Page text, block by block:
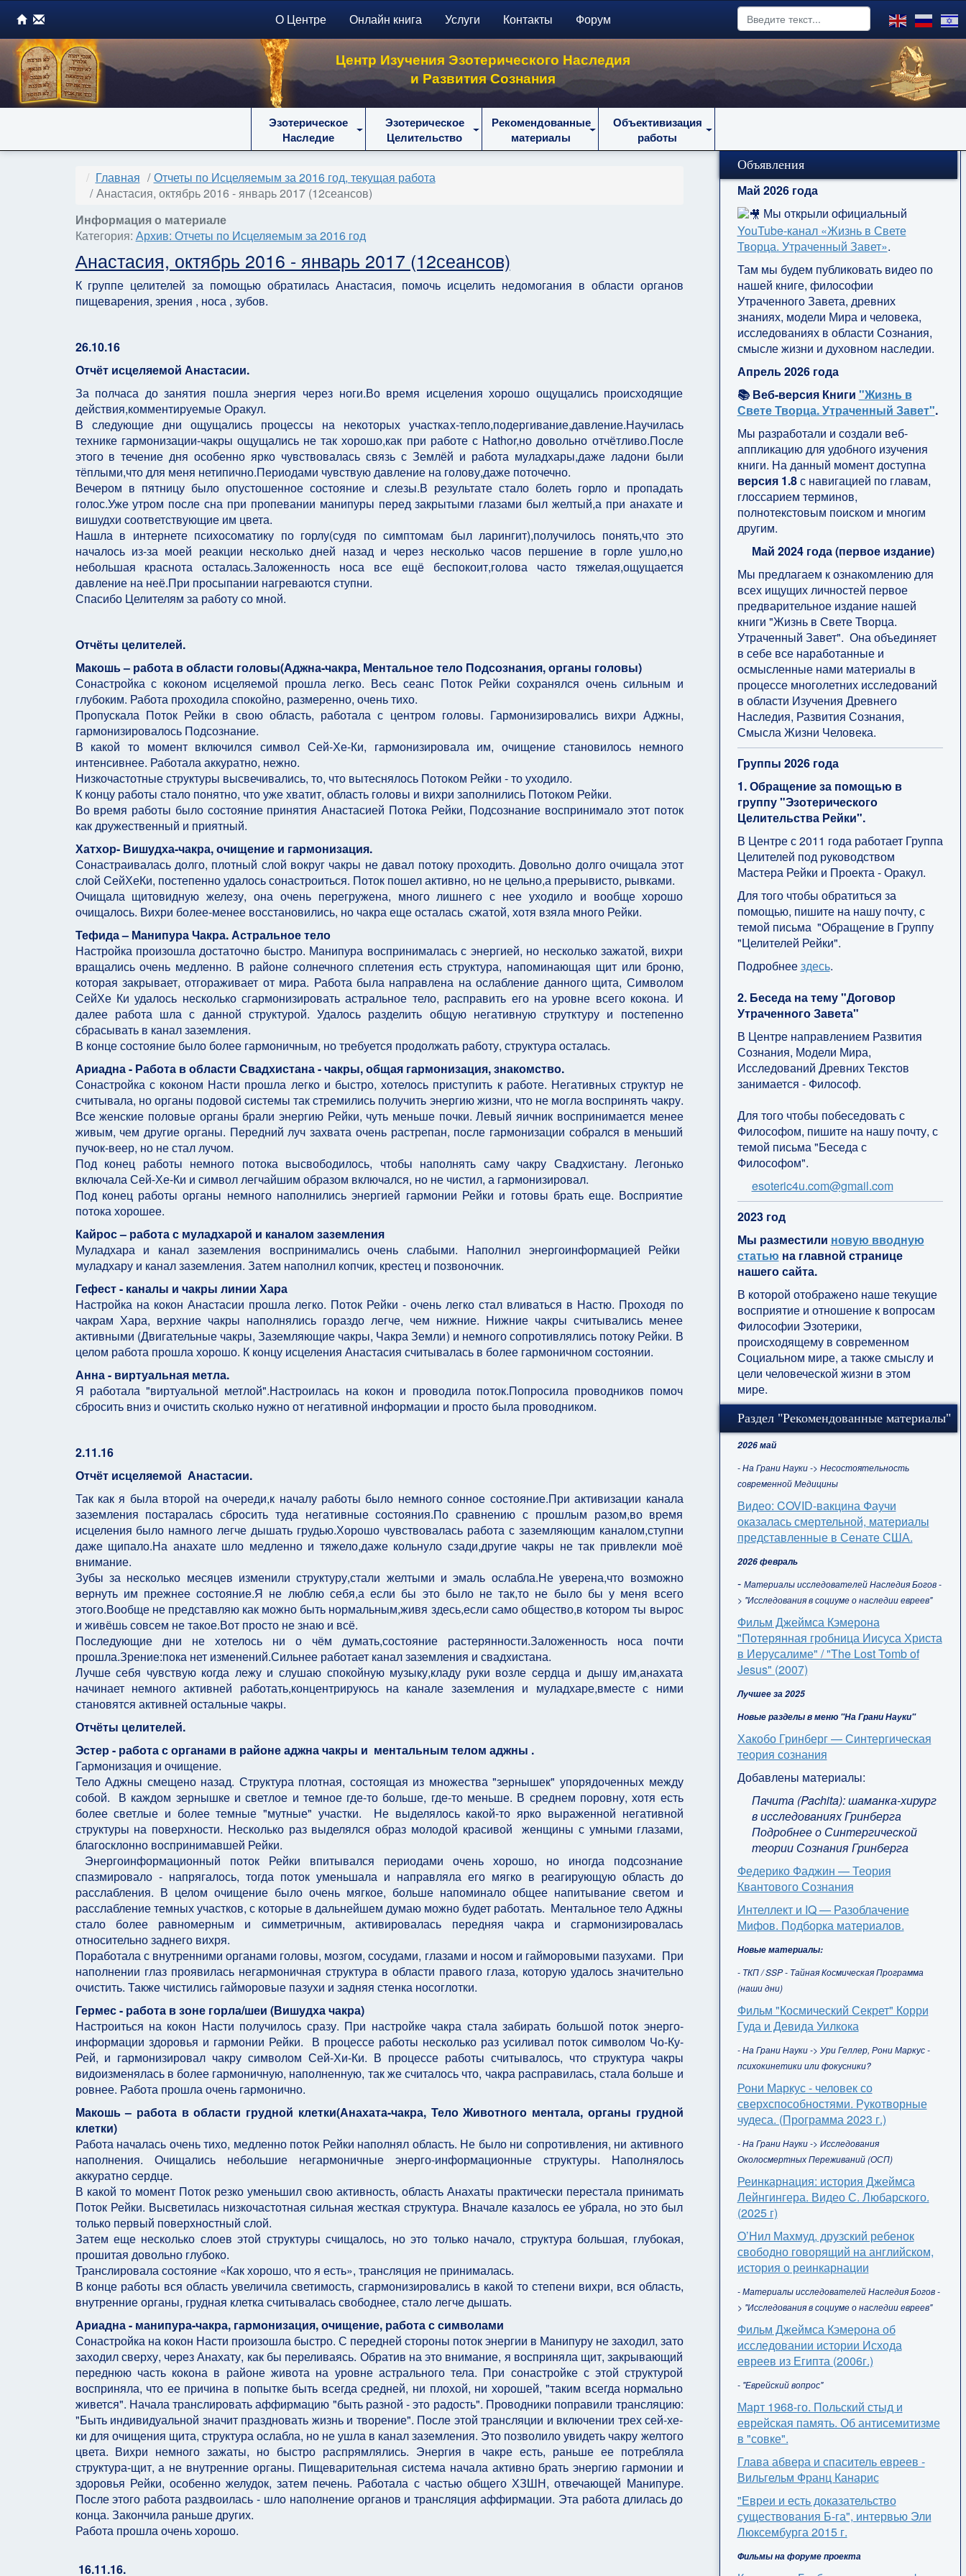
О Центре Онлайн книга Услуги Контакты Форум
Центр Изучения Эзотерического Наследия
и Развития Сознания
Эзотерическое
Наследие
Эзотерическое
Целительство
Рекомендованные
материалы
Объективизация
работы
Главная
Отчеты по Исцеляемым за 2016 год, текущая работа
Анастасия, октябрь 2016 - январь 2017 (12сеансов)
Информация о материале
Категория: Архив: Отчеты по Исцеляемым за 2016 год
Анастасия, октябрь 2016 - январь 2017 (12сеансов)
К группе целителей за помощью обратилась Анастасия, помочь исцелить недомогания в области органов
пищеварения, зрения , носа , зубов.
26.10.16
Отчёт исцеляемой Анастасии.
За полчаса до занятия пошла энергия через ноги.Во время исцеления хорошо ощущались происходящие
действия,комментируемые Оракул.
В следующие дни ощущались процессы на некоторых участках-тепло,подергивание,давление.Научилась
технике гармонизации-чакры ощущались не так хорошо,как при работе с Hathor,но довольно отчётливо.После
этого в течение дня особенно ярко чувствовалась связь с Землёй и работа муладхары,даже ладони были
тёплыми,что для меня нетипично.Периодами чувствую давление на голову,даже поточечно.
Вечером в пятницу было опустошенное состояние и слезы.В результате стало болеть горло и пропадать
голос.Уже утром после сна при пропевании манипуры перед закрытыми глазами был желтый,а при анахате и
вишудхи соответствующие им цвета.
Нашла в интернете психосоматику по горлу(судя по симптомам был ларингит),получилось понять,что это
началось из-за моей реакции несколько дней назад и через несколько часов першение в горле ушло,но
небольшая краснота осталась.Заложенность носа все ещё беспокоит,голова часто тяжелая,ощущается
давление на неё.При просыпании нагреваются ступни.
Спасибо Целителям за работу со мной.
Отчёты целителей.
Макошь – работа в области головы(Аджна-чакра, Ментальное тело Подсознания, органы головы)
Сонастройка с коконом исцеляемой прошла легко. Весь сеанс Поток Рейки сохранялся очень сильным и
глубоким. Работа проходила спокойно, размеренно, очень тихо.
Пропускала Поток Рейки в свою область, работала с центром головы. Гармонизировались вихри Аджны,
гармонизировалось Подсознание.
В какой то момент включился символ Сей-Хе-Ки, гармонизировала им, очищение становилось немного
интенсивнее. Работала аккуратно, нежно.
Низкочастотные структуры высвечивались, то, что вытеснялось Потоком Рейки - то уходило.
К концу работы стало понятно, что уже хватит, область головы и вихри заполнились Потоком Рейки.
Во время работы было состояние принятия Анастасией Потока Рейки, Подсознание воспринимало этот поток
как дружественный и приятный.
Хатхор- Вишудха-чакра, очищение и гармонизация.
Сонастраивалась долго, плотный слой вокруг чакры не давал потоку проходить. Довольно долго очищала этот
слой СейХеКи, постепенно удалось сонастроиться. Поток пошел активно, но не цельно,а прерывисто, рывками.
Очищала щитовидную железу, она очень перегружена, много лишнего с нее уходило и вообще хорошо
очищалось. Вихри более-менее восстановились, но чакра еще осталась сжатой, хотя взяла много Рейки.
Тефида – Манипура Чакра. Астральное тело
Настройка произошла достаточно быстро. Манипура воспринималась с энергией, но несколько зажатой, вихри
вращались очень медленно. В районе солнечного сплетения есть структура, напоминающая щит или броню,
которая закрывает, отгораживает от мира. Работа была направлена на ослабление данного щита, Символом
СейХе Ки удалось несколько сгармонизировать астральное тело, расправить его на уровне всего кокона. И
далее работа шла с данной структурой. Удалось разделить общую негативную струтктуру и постепенно
сбрасывать в канал заземления.
В конце состояние было более гармоничным, но требуется продолжать работу, структура осталась.
Ариадна - Работа в области Свадхистана - чакры, общая гармонизация, знакомство.
Сонастройка с коконом Насти прошла легко и быстро, хотелось приступить к работе. Негативных структур не
считывала, но органы подовой системы так стремились получить энергию жизни, что не могла воспринять чакру.
Все женские половые органы брали энергию Рейки, чуть меньше почки. Левый яичник воспринимается менее
живым, чем другие органы. Передний луч захвата очень растрепан, после гармонизации собрался в меньший
пучок-веер, но не стал лучом.
Под конец работы немного потока высвободилось, чтобы наполнять саму чакру Свадхистану. Легонько
включала Сей-Хе-Ки и символ легчайшим образом включался, но не чистил, а гармонизировал.
Под конец работы органы немного наполнились энергией гармонии Рейки и готовы брать еще. Восприятие
потока хорошее.
Кайрос – работа с муладхарой и каналом заземления
Муладхара и канал заземления воспринимались очень слабыми. Наполнил энергоинформацией Рейки
муладхару и канал заземления. Затем наполнил копчик, крестец и позвоночник.
Гефест - каналы и чакры линии Хара
Настройка на кокон Анастасии прошла легко. Поток Рейки - очень легко стал вливаться в Настю. Проходя по
чакрам Хара, верхние чакры наполнялись гораздо легче, чем нижние. Нижние чакры считывались менее
активными (Двигательные чакры, Заземляющие чакры, Чакра Земли) и немного сопротивлялись потоку Рейки. В
целом работа прошла хорошо. К концу исцеления Анастасия считывалась в более гармоничном состоянии.
Анна - виртуальная метла.
Я работала "виртуальной метлой".Настроилась на кокон и проводила поток.Попросила проводников помоч
сбросить вниз и очистить сколько нужно от негативной информации и просто была проводником.
2.11.16
Отчёт исцеляемой Анастасии.
Так как я была второй на очереди,к началу работы было немного сонное состояние.При активизации канала
заземления постаралась сбросить туда негативные состояния.По сравнению с прошлым разом,во время
исцеления было намного легче дышать грудью.Хорошо чувствовалась работа с заземляющим каналом,ступни
даже щипало.На анахате шло медленно и тяжело,даже кольнуло сзади,другие чакры не так привлекли моё
внимание.
Зубы за несколько месяцев изменили структуру,стали желтыми и эмаль ослабла.Не уверена,что возможно
вернуть им прежнее состояние.Я не люблю себя,а если бы это было не так,то не было бы у меня всего
этого.Вообще не представляю как можно быть нормальным,живя здесь,если само общество,в котором ты вырос
и живёшь совсем не такое.Вот просто не знаю и всё.
Последующие дни не хотелось ни о чём думать,состояние растерянности.Заложенность носа почти
прошла.Зрение:пока нет изменений.Сильнее работает канал заземления и свадхистана.
Лучше себя чувствую когда лежу и слушаю спокойную музыку,кладу руки возле сердца и дышу им,анахата
начинает немного активней работать,концентрируюсь на канале заземления и муладхаре,вместе с ними
становятся активней остальные чакры.
Отчёты целителей.
Эстер - работа с органами в районе аджна чакры и ментальным телом аджны .
Гармонизация и очищение.
Тело Аджны смещено назад. Структура плотная, состоящая из множества "зернышек" упорядоченных между
собой. В каждом зернышке и светлое и темное где-то больше, где-то меньше. В среднем поровну, хотя есть
более светлые и более темные "мутные" участки. Не выделялось какой-то ярко выраженной негативной
структуры на поверхности. Несколько раз выделялся образ молодой красивой женщины с умными глазами,
благосклонно воспринимавшей Рейки.
Энергоинформационный поток Рейки впитывался периодами очень хорошо, но иногда подсознание
спазмировало - напрягалось, тогда поток уменьшала и направляла его мягко в реагирующую область до
расслабления. В целом очищение было очень мягкое, больше напоминало общее напитывание светом и
расслабление темных участков, с которые в дальнейшем думаю можно будет работать. Ментальное тело Аджны
стало более равномерным и симметричным, активировалась передняя чакра и сгармонизировалась
относительно заднего вихря.
Поработала с внутренними органами головы, мозгом, сосудами, глазами и носом и гайморовыми пазухами. При
наполнении глаз проявилась негармоничная структура в области правого глаза, которую удалось значительно
очистить. Также чистились гайморовые пазухи и задняя стенка носоглотки.
Гермес - работа в зоне горла/шеи (Вишудха чакра)
Настроиться на кокон Насти получилось сразу. При настройке чакра стала забирать большой поток энерго-
информации здоровья и гармонии Рейки. В процессе работы несколько раз усиливал поток символом Чо-Ку-
Рей, и гармонизировал чакру символом Сей-Хи-Ки. В процессе работы считывалось, что структура чакры
видоизменялась в более гармоничную, наполненную, так же считалось что, чакра расправилась, стала больше и
ровнее. Работа прошла очень гармонично.
Макошь – работа в области грудной клетки(Анахата-чакра, Тело Животного ментала, органы грудной
клетки)
Работа началась очень тихо, медленно поток Рейки наполнял область. Не было ни сопротивления, ни активного
наполнения. Очищались небольшие негармоничные энерго-информационные структуры. Наполнялось
аккуратно сердце.
В какой то момент Поток резко уменьшил свою активность, область Анахаты практически перестала принимать
Поток Рейки. Высветилась низкочастотная сильная жесткая структура. Вначале казалось ее убрала, но это был
только первый поверхностный слой.
Затем еще несколько слоев этой структуры счищалось, но это только начало, структура большая, глубокая,
прошитая довольно глубоко.
Транслировала состояние «Как хорошо, что я есть», трансляция не принималась.
В конце работы вся область увеличила светимость, сгармонизировались в какой то степени вихри, вся область,
внутренние органы, грудная клетка считывалась свободнее, стало легче дышать.
Ариадна - манипура-чакра, гармонизация, очищение, работа с символами
Сонастройка на кокон Насти произошла быстро. С передней стороны поток энергии в Манипуру не заходил, зато
заходил сверху, через Анахату, как бы переливаясь. Обратив на это внимание, я восприняла щит, закрывающий
переднюю часть кокона в районе живота на уровне астрального тела. При сонастройке с этой структурой
восприняла, что ее причина в попытке быть всегда средней, ни плохой, ни хорошей, "таким всегда нормально
живется". Начала транслировать аффирмацию "быть разной - это радость". Проводники поправили трансляцию:
"Быть индивидуальной значит праздновать жизнь и творение". После этой трансляции и включении трех сей-хе-
ки для очищения щита, структура ослабла, но не ушла в канал заземления. Это позволило увидеть чакру желтого
цвета. Вихри немного зажаты, но быстро распрямлялись. Энергия в чакре есть, раньше ее потребляла
структура-щит, а не внутренние органы. Пищеварительная система начала активно брать энергию гармонии и
здоровья Рейки, особенно желудок, затем печень. Работала с частью общего ХЗШН, отвечающей Манипуре.
После этого работа раздвоилась - шло наполнение органов и трансляция аффирмации. Эта работа длилась до
конца. Закончила раньше других.
Работа прошла очень хорошо.
16.11.16.
Объявления
Май 2026 года
Мы открыли официальный
YouTube‑канал «Жизнь в Свете
Творца. Утраченный Завет».
Там мы будем публиковать видео по
нашей книге, философии
Утраченного Завета, древних
знаниях, модели Мира и человека,
исследованиях в области Сознания,
смысле жизни и духовном наследии.
Апрель 2026 года
📚 Веб-версия Книги "Жизнь в
Свете Творца. Утраченный Завет".
Мы разработали и создали веб-
аппликацию для удобного изучения
книги. На данный момент доступна
версия 1.8с навигацией по главам,
глоссарием терминов,
полнотекстовым поиском и многим
другим.
Май 2024 года (первое издание)
Мы предлагаем к ознакомлению для
всех ищущих личностей первое
предварительное издание нашей
книги "Жизнь в Свете Творца.
Утраченный Завет". Она объединяет
в себе все наработанные и
осмысленные нами материалы в
процессе многолетних исследований
в области Изучения Древнего
Наследия, Развития Сознания,
Смысла Жизни Человека.
Группы 2026 года
1. Обращение за помощью в
группу "Эзотерического
Целительства Рейки".
В Центре с 2011 года работает Группа
Целителей под руководством
Мастера Рейки и Проекта - Оракул.
Для того чтобы обратиться за
помощью, пишите на нашу почту, с
темой письма "Обращение в Группу
"Целителей Рейки".
Подробнеездесь.
2. Беседа на тему "Договор
Утраченного Завета"
В Центре направлением Развития
Сознания, Модели Мира,
Исследований Древних Текстов
занимается - Философ.
Для того чтобы побеседовать с
Философом, пишите на нашу почту, с
темой письма "Беседа с
Философом".
esoteric4u.com@gmail.com
2023 год
Мы разместили новую вводную
статью на главной странице
нашего сайта.
В которой отображено наше текущие
восприятие и отношение к вопросам
Философии Эзотерики,
происходящему в современном
Социальном мире, а также смыслу и
цели человеческой жизни в этом
мире.
Раздел "Рекомендованные материалы"
2026 май
- На Грани Науки -> Несостоятельность
современной Медицины
Видео: COVID-вакцина Фаучи
оказалась смертельной, материалы
представленные в Сенате США.
2026 февраль
- Материалы исследователей Наследия Богов -
> "Исследования в социуме о наследии евреев"
Фильм Джеймса Кэмерона
"Потерянная гробница Иисуса Христа
в Иерусалиме" / "The Lost Tomb of
Jesus" (2007)
Лучшее за 2025
Новые разделы в меню "На Грани Науки"
Хакобо Гринберг — Синтергическая
теория сознания
Добавлены материалы:
Пачита (Pachita): шаманка-хирург
в исследованиях Гринберга
Подробнее о Синтергической
теории Сознания Гринберга
Федерико Фаджин — Теория
Квантового Сознания
Интеллект и IQ — Разоблачение
Мифов. Подборка материалов.
Новые материалы:
- ТКП / SSP - Тайная Космическая Программа
(наши дни)
Фильм "Космический Секрет" Корри
Гуда и Девида Уилкока
- На Грани Науки -> Ури Геллер, Рони Маркус -
психокинетики или фокусники?
Рони Маркус - человек со
сверхспособностями. Рукотворные
чудеса. (Программа 2023 г.)
- На Грани Науки -> Исследования
Околосмертных Переживаний (ОСП)
Реинкарнация: история Джеймса
Лейнгингера. Видео С. Любарского.
(2025 г)
О’Нил Махмуд, друзский ребенок
свободно говорящий на английском,
история о реинкарнации
- Материалы исследователей Наследия Богов -
> "Исследования в социуме о наследии евреев"
Фильм Джеймса Кэмерона об
исследовании истории Исхода
евреев из Египта (2006г.)
- "Еврейский вопрос"
Март 1968-го. Польский стыд и
еврейская память. Об антисемитизме
в "совке".
Глава абвера и спаситель евреев -
Вильгельм Франц Канарис
"Евреи и есть доказательство
существования Б-га", интервью Эли
Люксембурга 2015 г.
Фильмы на форуме проекта